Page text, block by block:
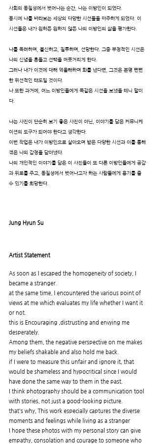
사회의 동질성에서 벗어나는 순간, 나는 이방인이 되었다.
동시에 나를 바라보는 세상의 다양한 시선들을 마주하게 되었다. 이
시선들은 내가 원하든 원하지 않든 나의 이방인의 삶을 평가한다.
나를 독려하며, 불신하고, 질투하며, 선망한다. 그중 부정적인 시선은
나의 신념을 흔들고 선택을 머뭇거리게 한다.
그러나 내가 이것에 대해 억울해하며 화를 낸다면, 그것은 분명 뻔뻔
한 위선적인 태도일 것이다.
나 또한 과거에, 어느 이방인들에게 똑같은 시선을 보냈을 테니 말이
다.
나는 사진이 단순히 보기 좋은 사진이 아닌, 이야기를 담은 커뮤니케
이션의 도구가 되어야 한다고 생각한다.
이번 작업은 내가 이방인으로 살아오며 받은 다양한 시선과 이를 통해
겪은 나의 감정을 담아냈다.
나의 개인적인 이야기를 담은 이 사진들이 또 다른 이방인들에게 공감
과 위로를 주고, 동질성에서 벗어나고자 하는 사람들에게 용기를 줄
수 있기를 희망한다.
Jung Hyun Su
Artist Statement​
As soon as I escaped the homogeneity of society, I
became a stranger.
at the same time, I encountered the various point of
views at me which evaluates my life whether I want it
or not.
this is Encouraging ,distrusting and envying me
desperately.
Among them, the negative perspective on me makes
my beliefs shakable and also hold me back.
if I were to measure this unfair and ignore it, that
would be shameless and hypocritical since I would
have done the same way to them in the past.
I think photography should be a communication tool
with stories, not just a good-looking picture.
that's why, This work especially captures the diverse
moments and feelings while living as a stranger
I hope these photos with my personal story can give
empathy, consolation and courage to someone who